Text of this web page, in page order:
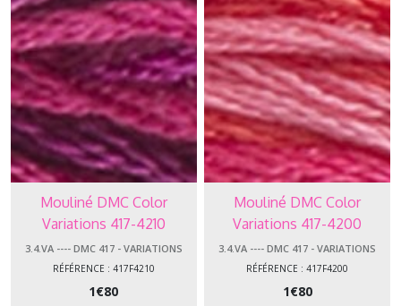
Mouliné DMC Color
Variations 417-4210
3.4.VA ---- DMC 417 - VARIATIONS
RÉFÉRENCE : 417F4210
1€80
Mouliné DMC Color
Variations 417-4200
3.4.VA ---- DMC 417 - VARIATIONS
RÉFÉRENCE : 417F4200
1€80